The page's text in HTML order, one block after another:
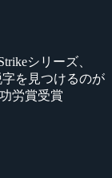
シリーズ、
を見つけるのが
労賞受賞